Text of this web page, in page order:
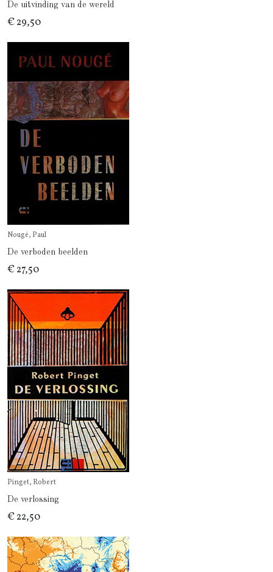
De uitvinding van de wereld
€ 29,50
Nougé, Paul
De verboden beelden
€ 27,50
Pinget, Robert
De verlossing
€ 22,50